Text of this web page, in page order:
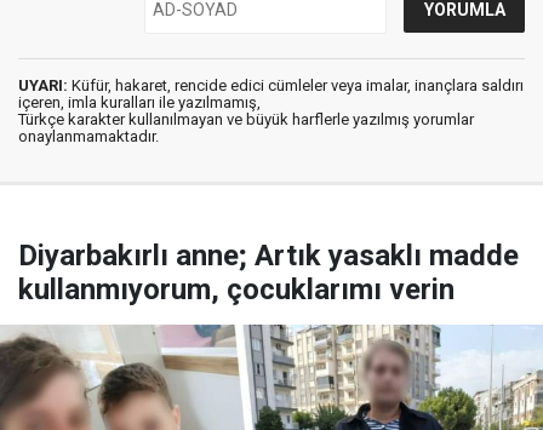
UYARI: Küfür, hakaret, rencide edici cümleler veya imalar, inançlara saldırı
içeren, imla kuralları ile yazılmamış,
Türkçe karakter kullanılmayan ve büyük harflerle yazılmış yorumlar
onaylanmamaktadır.
Diyarbakırlı anne; Artık yasaklı madde
kullanmıyorum, çocuklarımı verin